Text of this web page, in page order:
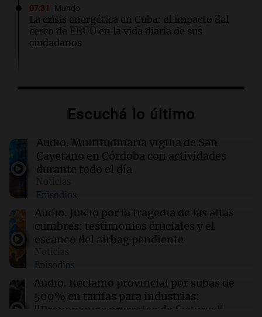
07:31 Mundo
La crisis energética en Cuba: el impacto del
cerco de EEUU en la vida diaria de sus
ciudadanos
Meta deberá indemnizar con US$567
menores usuarios
07:18
Conductor alcoholizado atropella a
motociclista y provoca choque en Villa Crespo
07:13 Radioinforme 3 Rosario
Emergencia hídrica en Santa Fe: "Permite
disponer de recursos ante lo que se avecina"
07:12 Mundo
Trump podría tener que ceder para lograr
acuerdo con Irán sobre el estrecho de Ormuz
Escuchá lo último
Audio. Multitudinaria vigilia de San
Cayetano en Córdoba con actividades
durante todo el día
Episodios
Audio. Juicio por la tragedia de las altas
cumbres: testimonios cruciales y el
escaneo del airbag pendiente
Episodios
Audio. Reclamo provincial por subas de
500% en tarifas para industrias:
"Proponemos prorrateo de facturas"